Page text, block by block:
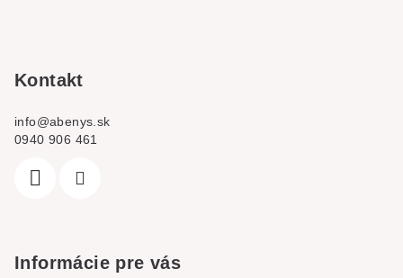
Kontakt
info@abenys.sk
0940 906 461
Informácie pre vás